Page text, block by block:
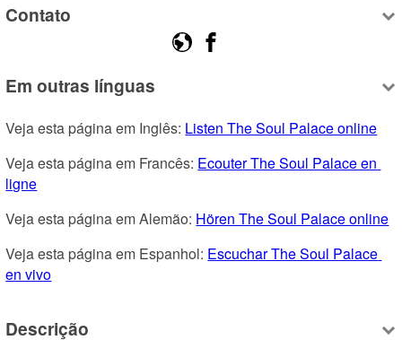
Contato
Em outras línguas
Veja esta página em Inglês: Listen The Soul Palace online
Veja esta página em Francês: Ecouter The Soul Palace en
ligne
Veja esta página em Alemão: Hören The Soul Palace online
Veja esta página em Espanhol: Escuchar The Soul Palace
en vivo
Descrição